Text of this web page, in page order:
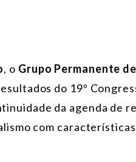
, o Grupo Permanente
do 19º
da agenda de
com